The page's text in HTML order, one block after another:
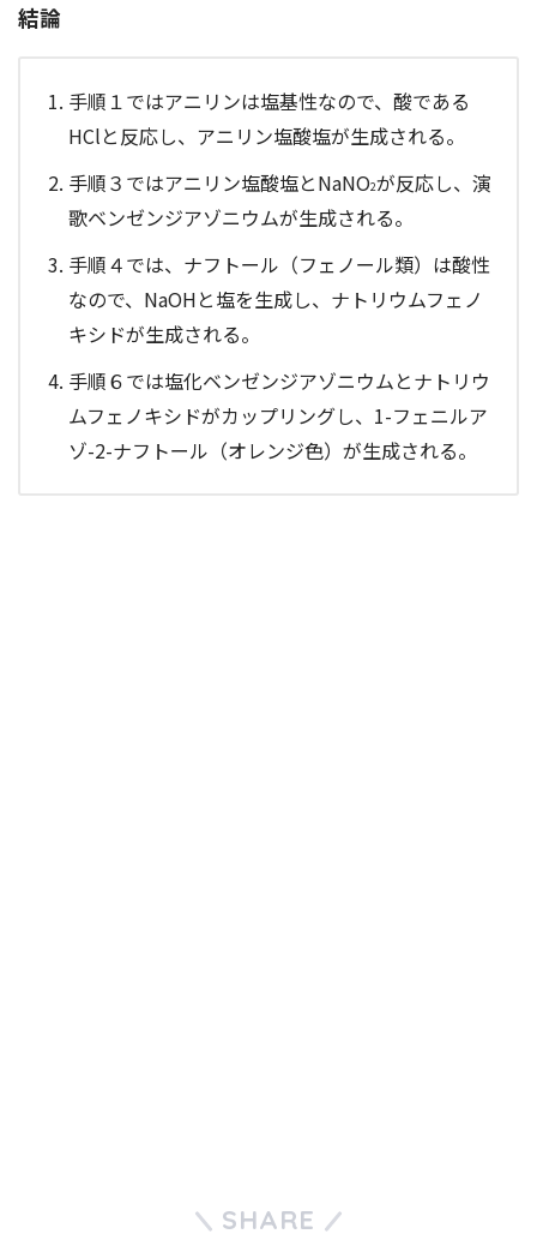
結論
手順１ではアニリンは塩基性なので、酸である
HClと反応し、アニリン塩酸塩が生成される。
手順３ではアニリン塩酸塩とNaNO2が反応し、演
歌ベンゼンジアゾニウムが生成される。
手順４では、ナフトール（フェノール類）は酸性
なので、NaOHと塩を生成し、ナトリウムフェノ
キシドが生成される。
手順６では塩化ベンゼンジアゾニウムとナトリウ
ムフェノキシドがカップリングし、1-フェニルア
ゾ-2-ナフトール（オレンジ色）が生成される。
SHARE